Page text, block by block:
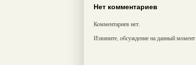
Нет комментариев
Комментариев нет.
Извините, обсуждение на данный момент